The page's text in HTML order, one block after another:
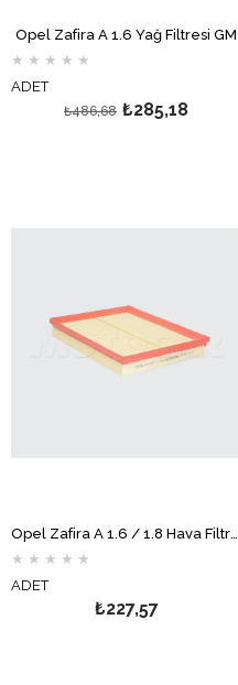
Opel Zafira A 1.6 Yağ Filtresi GM
★ ★ ★ ★ ★
ADET
₺285,18
₺486,68
Opel Zafira A 1.6 / 1.8 Hava Filtresi MOTOCAR
★ ★ ★ ★ ★
ADET
₺227,57